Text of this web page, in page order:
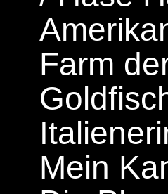
Farm
Mein